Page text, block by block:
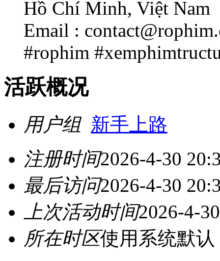
Hồ Chí Minh, Việt Nam
Email :
#rophim
活跃概况
用户组 新手上路
注册时间2026-4-30
最后访问2026-4-30
上次活动时间2026-4-
所在时区使用系统默认